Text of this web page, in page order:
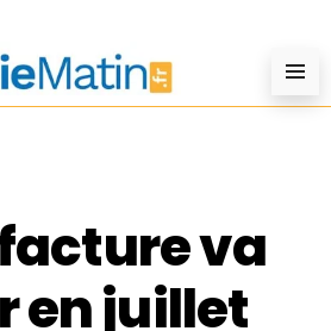
facture va
en juillet